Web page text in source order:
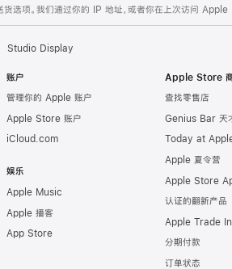
选项。我们通过你的 IP 地址，或者你在上次访问 Apple
Studio Display
账户
管理你的 Apple 账户
Apple Store 账户
iCloud.com
娱乐
Apple Music
Apple 播客
App Store
Apple Store
查找零售店
Genius Bar 天
Today at
Apple 夏令营
Apple Store
认证的翻新产品
Apple Trade In
分期付款
订单状态